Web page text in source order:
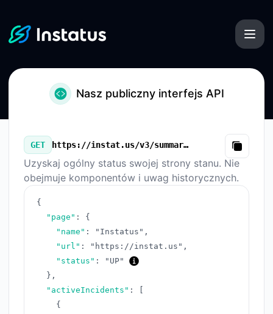
Nasz publiczny interfejs API
GET https://instat.us/v3/summary.json
Copy
Uzyskaj ogólny status swojej strony stanu. Nie
obejmuje komponentów i uwag historycznych.
{
"page" :
{
"name" : "Instatus" ,
"url" : "https://instat.us" ,
"status" :
"UP"
} ,
"activeIncidents" :
{